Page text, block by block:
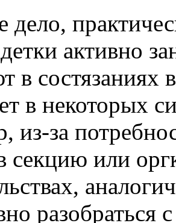
дeлo,
активно
в состязаниях
в некоторых
из-за
секцию или
разобраться